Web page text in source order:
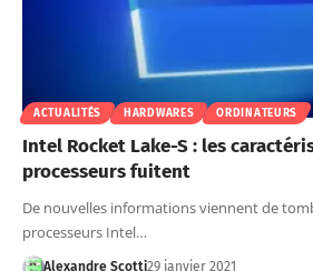
ACTUALITÉS HARDWARES ORDINATEURS
Intel Rocket Lake-S : les
processeurs fuitent
De nouvelles informations viennent de
processeurs Intel…
Alexandre Scotti29 janvier 2021